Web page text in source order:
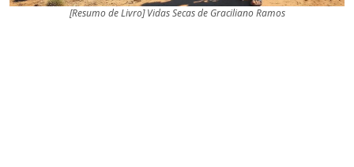
[Resumo de Livro] Vidas Secas de Graciliano Ramos